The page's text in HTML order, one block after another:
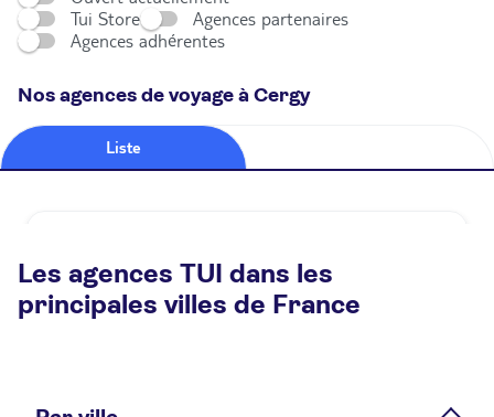
Tui Store
Agences partenaires
Agences adhérentes
Nos agences de voyage à Cergy
Liste
Carte
Fermé.Ouvre demain à 10:00
3 rue Du Marché Neuf 95000 Cergy
Les agences TUI dans les
principales villes de France